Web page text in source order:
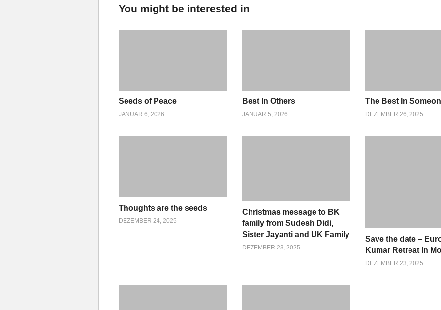
You might be interested in
Seeds of Peace
JANUAR 6, 2026
Best In Others
JANUAR 5, 2026
The Best In
DEZEMBER 26, 2025
Thoughts are the seeds
DEZEMBER 24, 2025
Christmas message to BK
family from Sudesh Didi,
Sister Jayanti and UK Family
DEZEMBER 23, 2025
Save the date –
Kumar Retreat in
DEZEMBER 23, 2025